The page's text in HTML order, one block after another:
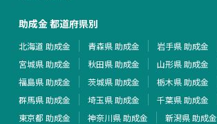
助成金 都道府県別
北海道 助成金 青森県 助成金
岩手県 助成金
宮城県 助成金
秋田県 助成金
山形県 助成金
福島県 助成金
茨城県 助成金
栃木県 助成金
群馬県 助成金
埼玉県 助成金
千葉県 助成金
東京都 助成金
神奈川県 助成金
新潟県 助成金